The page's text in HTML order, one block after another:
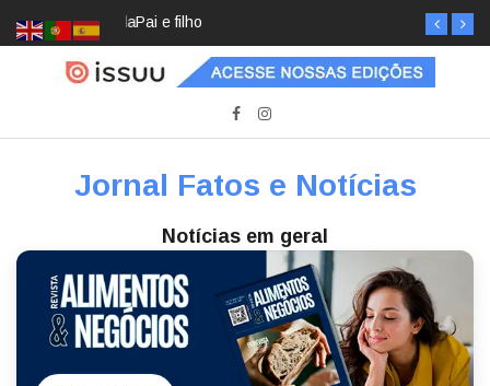
Pai e filho
Jornal Fatos e Notícias
Notícias em geral